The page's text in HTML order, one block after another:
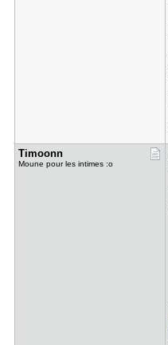
Timoonn
Moune pour les intimes :o